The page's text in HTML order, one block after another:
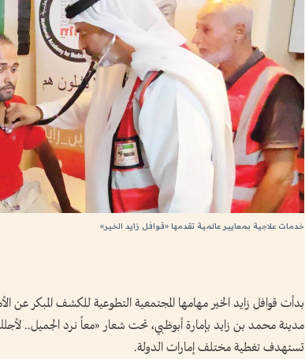
خدمات علاجية بمعايير عالمية تقدمها «قوافل زايد الخير»
بدأت قوافل زايد الخير مهامها المجتمعية التطوعية للكشف المبكر عن
مدينة محمد بن زايد بإمارة أبوظبي، تحت شعار «معاً نرد الجميل..
تستهدف تغطية مختلف إمارات الدولة.